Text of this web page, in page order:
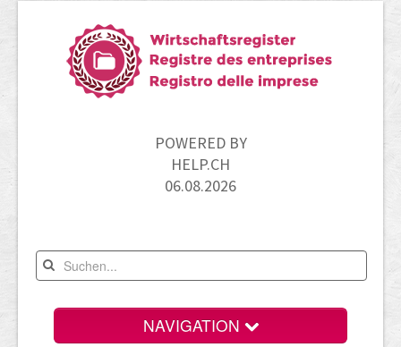
POWERED BY
HELP.CH
06.08.2026
NAVIGATION